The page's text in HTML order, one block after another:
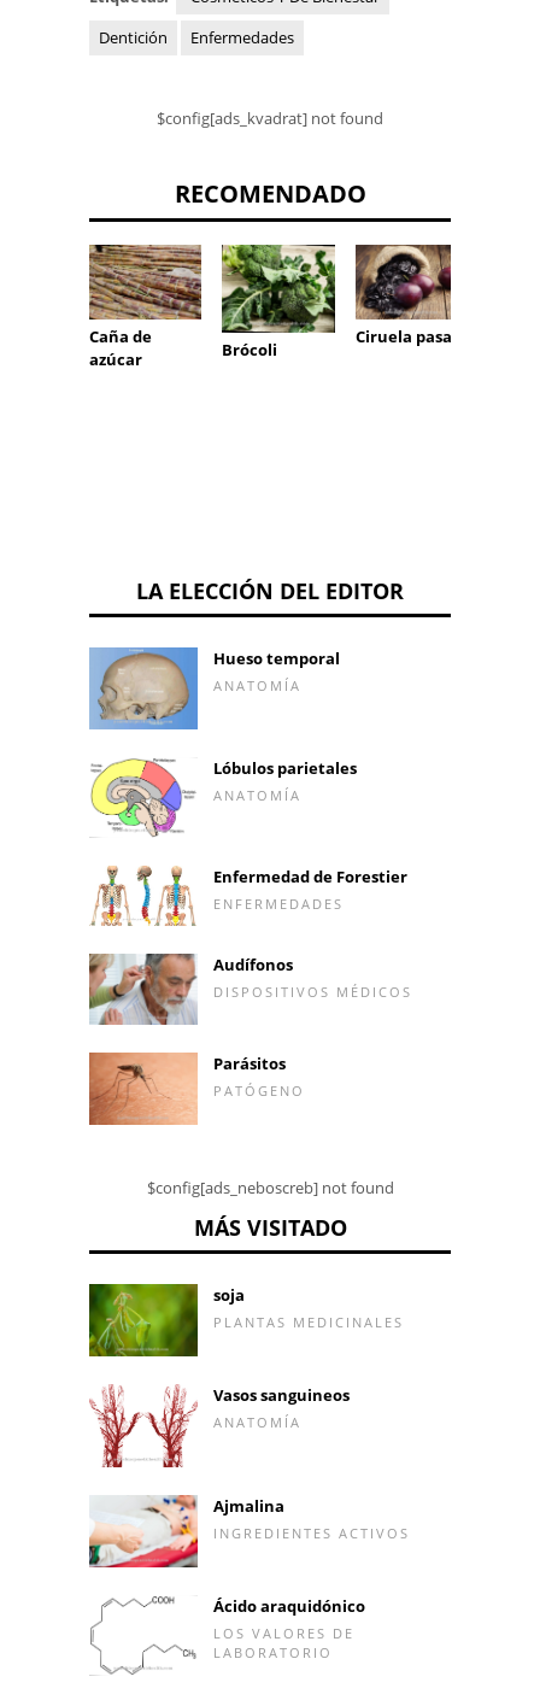
Dentición
Enfermedades
$config[ads_kvadrat] not found
RECOMENDADO
Caña de
azúcar
Brócoli
Ciruela pasa
LA ELECCIÓN DEL EDITOR
Hueso temporal
ANATOMÍA
Lóbulos parietales
ANATOMÍA
Enfermedad de Forestier
ENFERMEDADES
Audífonos
DISPOSITIVOS MÉDICOS
Parásitos
PATÓGENO
$config[ads_neboscreb] not found
MÁS VISITADO
soja
PLANTAS MEDICINALES
Vasos sanguineos
ANATOMÍA
Ajmalina
INGREDIENTES ACTIVOS
Ácido araquidónico
LOS VALORES DE
LABORATORIO